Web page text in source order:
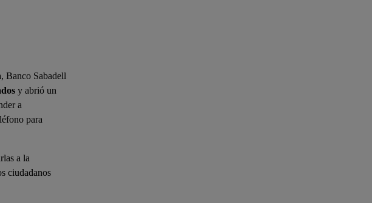
Banco Sabadell
y abrió un
a
para
a la
ciudadanos